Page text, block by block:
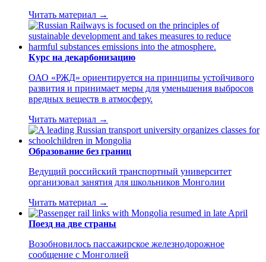
Читать материал →
Курс на декарбонизацию
ОАО «РЖД» ориентируется на принципы устойчивого
развития и принимает меры для уменьшения выбросов
вредных веществ в атмосферу.
Читать материал →
Образование без границ
Ведущий российский транспортный университет
организовал занятия для школьников Монголии
Читать материал →
Поезд на две страны
Возобновилось пассажирское железнодорожное
сообщение с Монголией